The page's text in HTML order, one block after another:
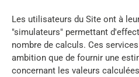
Les utilisateurs du Site ont à
"simulateurs" permettant
nombre de calculs. Ces
ambition que de fournir une
concernant les valeurs